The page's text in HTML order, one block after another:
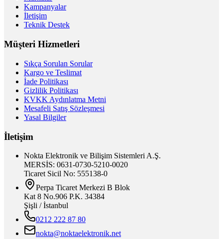
Kampanyalar
İletişim
Teknik Destek
Müşteri Hizmetleri
Sıkça Sorulan Sorular
Kargo ve Teslimat
İade Politikası
Gizlilik Politikası
KVKK Aydınlatma Metni
Mesafeli Satış Sözleşmesi
Yasal Bilgiler
İletişim
Nokta Elektronik ve Bilişim Sistemleri A.Ş.
MERSİS: 0631-0730-5210-0020
Ticaret Sicil No: 555138-0
Perpa Ticaret Merkezi B Blok
Kat 8 No.906 P.K. 34384
Şişli / İstanbul
0212 222 87 80
nokta@noktaelektronik.net